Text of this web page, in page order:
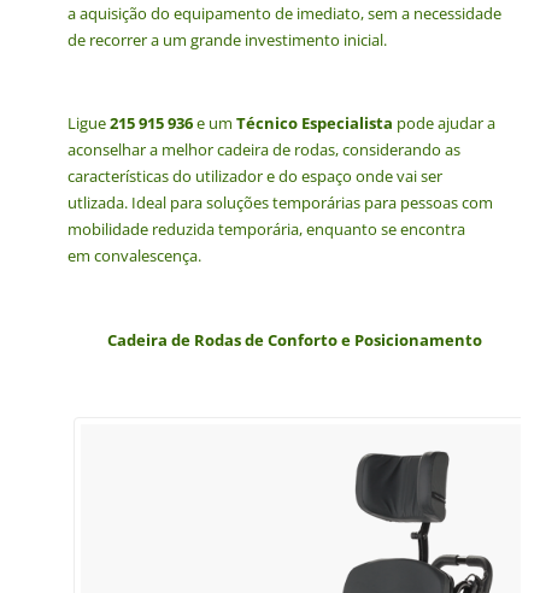
a aquisição do equipamento de imediato, sem a necessidade
de recorrer a um grande investimento inicial.
Ligue215 915 936e um Técnico Especialista pode ajudar a
aconselhar a melhor cadeira de rodas, considerando as
características do utilizador e do espaço onde vai ser
utlizada. Ideal para soluções temporárias para pessoascom
mobilidade reduzida temporária, enquanto se encontra
em convalescença.
Cadeira de Rodas de Conforto e Posicionamento